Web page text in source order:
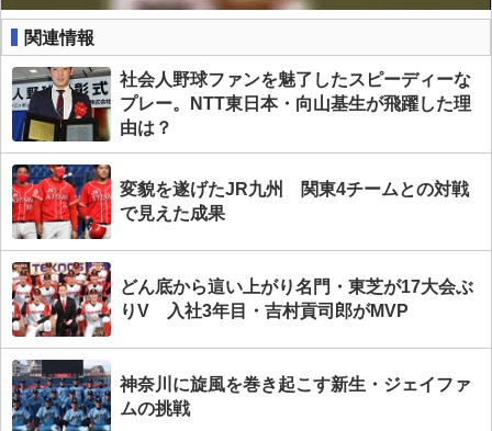
関連情報
社会人野球ファンを魅了したスピーディーな
プレー。NTT東日本・向山基生が飛躍した理
由は？
変貌を遂げたJR九州 関東4チームとの対戦
で見えた成果
どん底から這い上がり名門・東芝が17大会ぶ
りV 入社3年目・吉村貢司郎がMVP
神奈川に旋風を巻き起こす新生・ジェイファ
ムの挑戦